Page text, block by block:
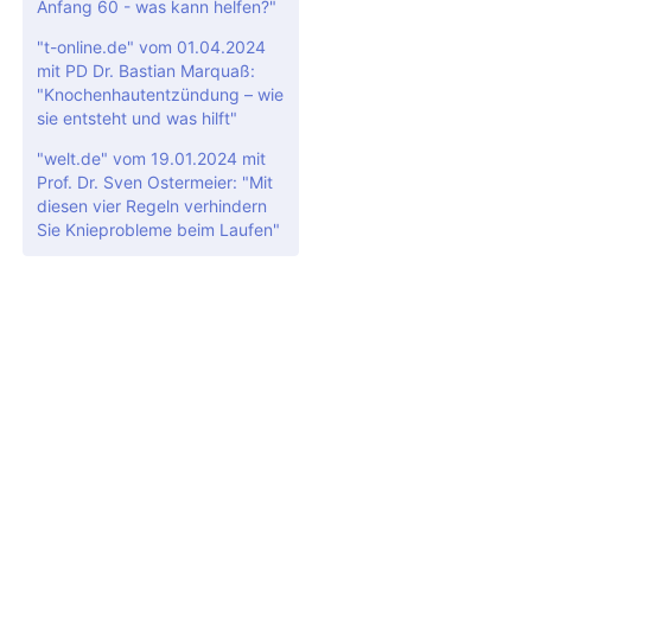
Anfang 60 - was kann helfen?"
"t-online.de" vom 01.04.2024
mit PD Dr. Bastian Marquaß:
"Knochenhautentzündung – wie
sie entsteht und was hilft"
"welt.de" vom 19.01.2024 mit
Prof. Dr. Sven Ostermeier: "Mit
diesen vier Regeln verhindern
Sie Knieprobleme beim Laufen"